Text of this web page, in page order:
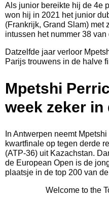
Als junior bereikte hij de 4e
won hij in 2021 het junior
(Frankrijk, Grand Slam) met
intussen het nummer 38
Datzelfde jaar verloor
Parijs trouwens in de halve
Mpetshi
week zeker in
In Antwerpen neemt
kwartfinale op tegen derde
(ATP-36) uit Kazachstan.
de European Open is de
plaatsje in de top 200 van
Welcome to the